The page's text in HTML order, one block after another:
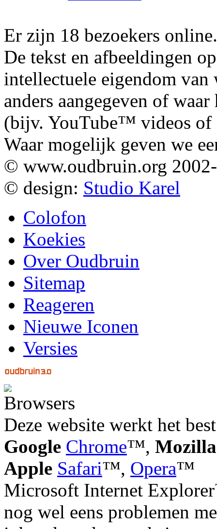
Er zijn 18 bezoekers online.
De tekst en afbeeldingen
intellectuele eigendom
anders aangegeven of
(bijv. YouTube™ videos of
Waar mogelijk geven we
© www.oudbruin.org
© design: Studio Karel
Colofon
Koekies
Over Oudbruin
Sitemap
Reageren
Nieuwe Iconen
Versies
Deze website werkt het
Google Chrome™, Mozilla
Apple Safari™, Opera™
Microsoft Internet
nog wel eens problemen